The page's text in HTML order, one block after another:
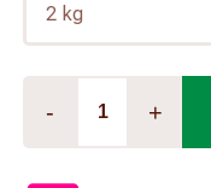
2 kg
- +